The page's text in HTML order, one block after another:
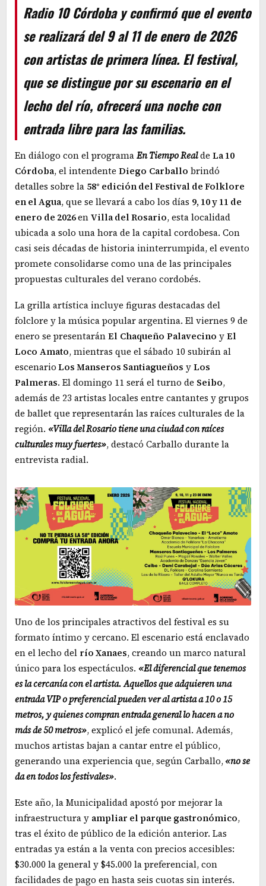
Radio 10 Córdoba y confirmó que el evento
se realizará del 9 al 11 de enero de 2026
con artistas de primera línea. El festival,
que se distingue por su escenario en el
lecho del río, ofrecerá una noche con
entrada libre para las familias.
En diálogo con el programaEn Tiempo Realde La 10
Córdoba, el intendente Diego Carballo brindó
detalles sobre la 58° edición del Festival de Folklore
en el Agua, que se llevará a cabo los días 9, 10 y 11 de
enero de 2026enVilla del Rosario, esta localidad
ubicada a solo una hora de la capital cordobesa. Con
casi seis décadas de historia ininterrumpida, el evento
promete consolidarse como una de las principales
propuestas culturales del verano cordobés.
La grilla artística incluye figuras destacadas del
folclore y la música popular argentina. El viernes 9 de
enero se presentaránEl Chaqueño Palavecino yEl
Loco Amato, mientras que el sábado 10 subirán al
escenarioLos Manseros Santiagueños yLos
Palmeras. El domingo 11 será el turno de Seibo,
además de 23 artistas locales entre cantantes y grupos
de ballet que representarán las raíces culturales de la
región. «Villa del Rosario tiene una ciudad con raíces
culturales muy fuertes», destacó Carballo durante la
entrevista radial.
Uno de los principales atractivos del festival es su
formato íntimo y cercano. El escenario está enclavado
en el lecho del río Xanaes, creando un marco natural
único para los espectáculos. «El diferencial que tenemos
es la cercanía con el artista. Aquellos que adquieren una
entrada VIP o preferencial pueden ver al artista a 10 o 15
metros, y quienes compran entrada general lo hacen a no
más de 50 metros», explicó el jefe comunal. Además,
muchos artistas bajan a cantar entre el público,
generando una experiencia que, según Carballo,«no se
da en todos los festivales».
Este año, la Municipalidad apostó por mejorar la
infraestructura y ampliar el parque gastronómico,
tras el éxito de público de la edición anterior. Las
entradas ya están a la venta con precios accesibles:
$30.000 la general y $45.000 la preferencial, con
facilidades de pago en hasta seis cuotas sin interés.